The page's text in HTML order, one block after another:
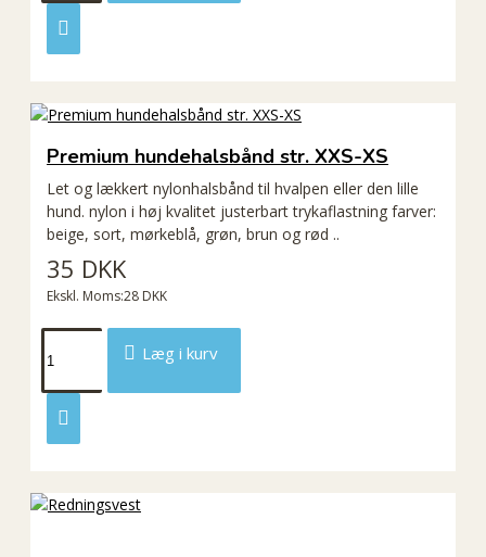
Premium hundehalsbånd str. XXS-XS
Let og lækkert nylonhalsbånd til hvalpen eller den lille
hund. nylon i høj kvalitet justerbart trykaflastning farver:
beige, sort, mørkeblå, grøn, brun og rød ..
35 DKK
Ekskl. Moms:28 DKK
Læg i kurv